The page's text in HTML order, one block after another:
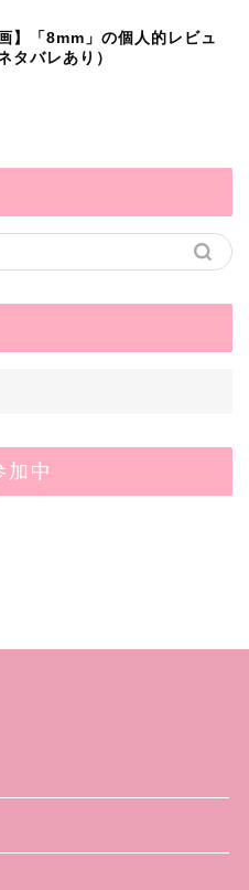
画】「8mm」の個人的レビュ
タバレあり）
加中